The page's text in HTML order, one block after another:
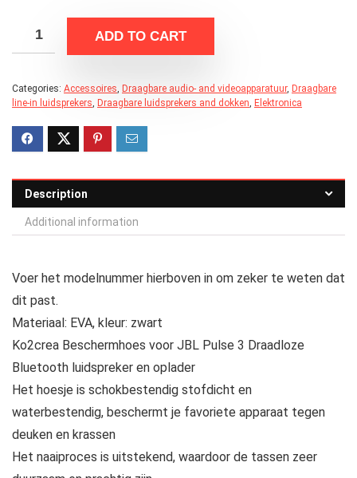
ADD TO CART
Categories: Accessoires Draagbare audio- and videoapparatuur, Draagbare
line-in luidsprekers Draagbare luidsprekers and dokken Elektronica
Description
Additional information
Voer het modelnummer hierboven in om zeker te weten dat
dit past.
Materiaal: EVA, kleur: zwart
Ko2crea Beschermhoes voor JBL Pulse 3 Draadloze
Bluetooth luidspreker en oplader
Het hoesje is schokbestendig stofdicht en
waterbestendig, beschermt je favoriete apparaat tegen
deuken en krassen
Het naaiproces is uitstekend, waardoor de tassen zeer